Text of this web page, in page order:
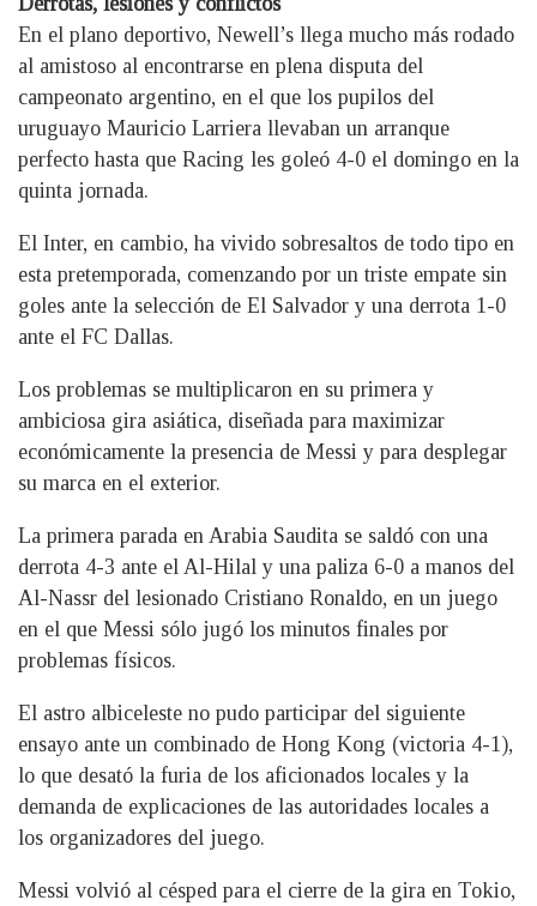
En el plano deportivo, Newell’s llega mucho más rodado
al amistoso al encontrarse en plena disputa del
campeonato argentino, en el que los pupilos del
uruguayo Mauricio Larriera llevaban un arranque
perfecto hasta que Racing les goleó 4-0 el domingo en la
quinta jornada.
El Inter, en cambio, ha vivido sobresaltos de todo tipo en
esta pretemporada, comenzando por un triste empate sin
goles ante la selección de El Salvador y una derrota 1-0
ante el FC Dallas.
Los problemas se multiplicaron en su primera y
ambiciosa gira asiática, diseñada para maximizar
económicamente la presencia de Messi y para desplegar
su marca en el exterior.
La primera parada en Arabia Saudita se saldó con una
derrota 4-3 ante el Al-Hilal y una paliza 6-0 a manos del
Al-Nassr del lesionado Cristiano Ronaldo, en un juego
en el que Messi sólo jugó los minutos finales por
problemas físicos.
El astro albiceleste no pudo participar del siguiente
ensayo ante un combinado de Hong Kong (victoria 4-1),
lo que desató la furia de los aficionados locales y la
demanda de explicaciones de las autoridades locales a
los organizadores del juego.
Messi volvió al césped para el cierre de la gira en Tokio,